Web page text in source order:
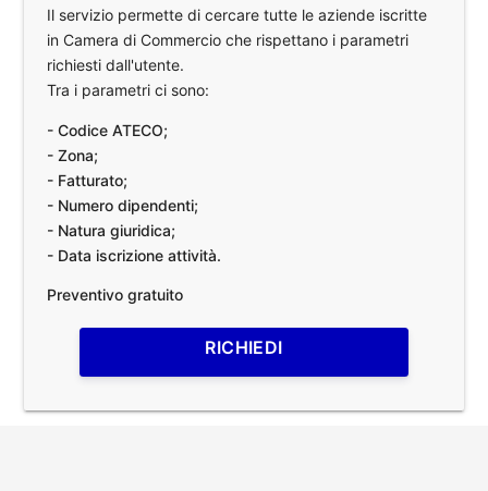
Il servizio permette di cercare tutte le aziende iscritte
in Camera di Commercio che rispettano i parametri
richiesti dall'utente.
Tra i parametri ci sono:
- Codice ATECO;
- Zona;
- Fatturato;
- Numero dipendenti;
- Natura giuridica;
- Data iscrizione attività.
Preventivo gratuito
RICHIEDI